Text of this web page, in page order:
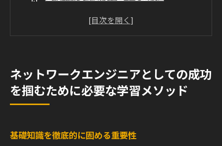
業界の変化に対応するための学習計画
と改善点
専門的なスキルを深めるための専門書の活
用法
ジニア同士の情報交換
ネットワークエンジニアとしての成功
を掴むために必要な学習メソッド
基礎知識を徹底的に固める重要性